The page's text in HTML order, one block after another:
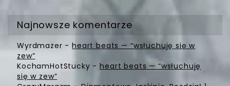
Najnowsze komentarze
Wyrdmazer -heart beats — “wsłuchuję się w
zew”
KochamHotStucky -heart beats — “wsłuchuję
się w zew”